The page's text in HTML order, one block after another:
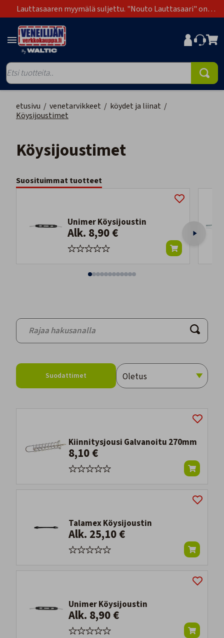
Lauttasaaren myymälä suljettu. "Nouto Lauttasaari" on
poistunut toimitustapavaihtoehdoista.
etusivu / venetarvikkeet / köydet ja liinat /
Köysijoustimet
Köysijoustimet
Suosituimmat tuotteet
Unimer Köysijoustin
Alk. 8,90 €
Suodattimet
Kiinnitysjousi Galvanoitu 270mm
8,10 €
Talamex Köysijoustin
Alk. 25,10 €
Unimer Köysijoustin
Alk. 8,90 €